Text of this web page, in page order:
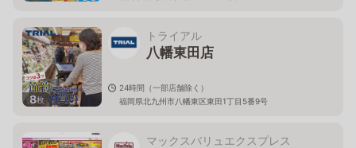
8枚
トライアル
八幡東田店
24時間（一部店舗除く）
福岡県北九州市八幡東区東田1丁目5番9号
マックスバリュエクスプレス